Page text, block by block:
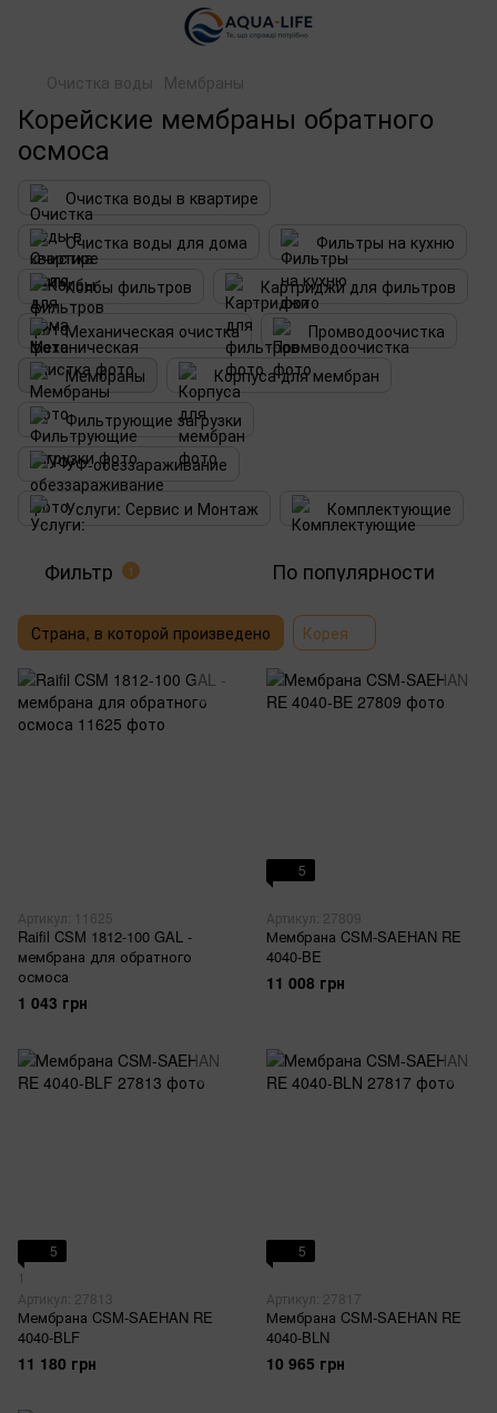
Очистка воды Мембраны
Корейские мембраны обратного
осмоса
Очистка воды в квартире
Очистка воды для дома
Фильтры на кухню
Колбы фильтров
Картриджи для фильтров
Механическая очистка
Промводоочистка
Мембраны
Корпуса для мембран
Фильтрующие загрузки
УФ-обеззараживание
Услуги: Сервис и Монтаж
Комплектующие
Фильтр 1 По популярности
Страна, в которой произведено Корея
Артикул: 11625
Raifil CSM 1812-100 GAL -
мембрана для обратного
осмоса
1 043 грн
5
Артикул: 27809
Мембрана CSM-SAEHAN RE
4040-BE
11 008 грн
5
1
Артикул: 27813
Мембрана CSM-SAEHAN RE
4040-BLF
11 180 грн
5
Артикул: 27817
Мембрана CSM-SAEHAN RE
4040-BLN
10 965 грн